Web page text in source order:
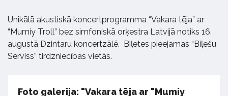
Unikālā akustiskā koncertprogramma “Vakara tēja” ar
“Mumiy Troll” bez simfoniskā orķestra Latvijā notiks 16.
augustā Dzintaru koncertzālē. Biļetes pieejamas “Biļešu
Serviss” tirdzniecības vietās.
Foto galerija: "Vakara tēja ar "Mumiy